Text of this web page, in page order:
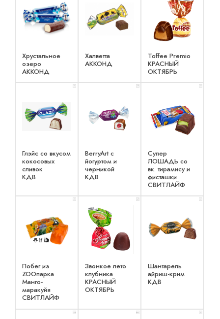
Хрустальное
озеро
АККОНД
Халветта
АККОНД
Toffee Premio
КРАСНЫЙ
ОКТЯБРЬ
x 1
Глэйс со вкусом
кокосовых
сливок
КДВ
x 1
BerryArt c
йогуртом и
черникой
КДВ
x 1
Супер
ЛОШАДЬ со
вк. тирамису и
фисташки
СВИТЛАЙФ
x 1
Побег из
ZOOпарка
Манго-
маракуйя
СВИТЛАЙФ
x 1
Звонкое лето
клубника
КРАСНЫЙ
ОКТЯБРЬ
x 1
Шантарель
айриш-крим
КДВ
x 2 x 2 x 1